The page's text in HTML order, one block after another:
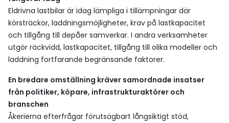
Eldrivna lastbilar är idag lämpliga i tillämpningar där
körsträckor, laddningsmöjligheter, krav på lastkapacitet
och tillgång till depåer samverkar. I andra verksamheter
utgör räckvidd, lastkapacitet, tillgång till olika modeller och
laddning fortfarande begränsande faktorer.
En bredare omställning kräver samordnade insatser
från politiker, köpare, infrastrukturaktörer och
branschen
Åkerierna efterfrågar förutsägbart långsiktigt stöd,